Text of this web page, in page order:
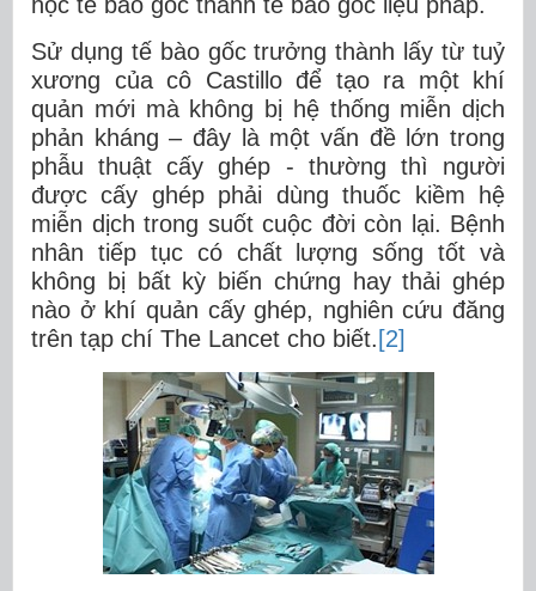
Sử dụng tế bào gốc trưởng thành lấy từ tuỷ
xương của cô Castillo để tạo ra một khí
quản mới mà không bị hệ thống miễn dịch
phản kháng – đây là một vấn đề lớn trong
phẫu thuật cấy ghép - thường thì người
được cấy ghép phải dùng thuốc kiềm hệ
miễn dịch trong suốt cuộc đời còn lại. Bệnh
nhân tiếp tục có chất lượng sống tốt và
không bị bất kỳ biến chứng hay thải ghép
nào ở khí quản cấy ghép, nghiên cứu đăng
trên tạp chí The Lancet cho biết. [2]